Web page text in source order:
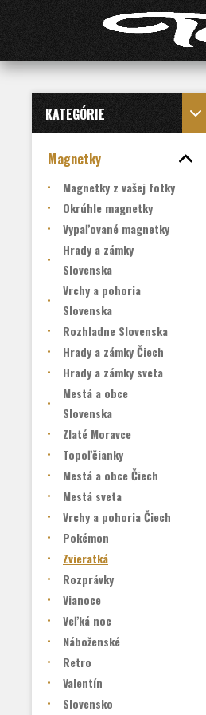
KATEGÓRIE
Magnetky
Magnetky z vašej fotky
Okrúhle magnetky
Vypaľované magnetky
Hrady a zámky
Slovenska
Vrchy a pohoria
Slovenska
Rozhladne Slovenska
Hrady a zámky Čiech
Hrady a zámky sveta
Mestá a obce
Slovenska
Zlaté Moravce
Topoľčianky
Mestá a obce Čiech
Mestá sveta
Vrchy a pohoria Čiech
Pokémon
Zvieratká
Rozprávky
Vianoce
Veľká noc
Náboženské
Retro
Valentín
Slovensko